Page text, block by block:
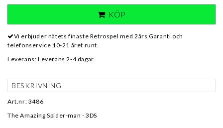
KÖP
Vi erbjuder nätets finaste Retrospel med 2års Garanti och
telefonservice 10-21 året runt.
Leverans: Leverans 2-4 dagar.
BESKRIVNING
Art.nr: 3486
The Amazing Spider-man - 3DS